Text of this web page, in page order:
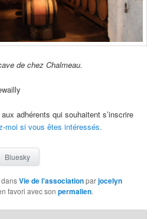
de chez Chalmeau.
adhérents qui souhaitent s’inscrire
moi si vous êtes intéressés.
Bluesky
dansVie de l'associationparjocelyn
favori avec sonpermalien.